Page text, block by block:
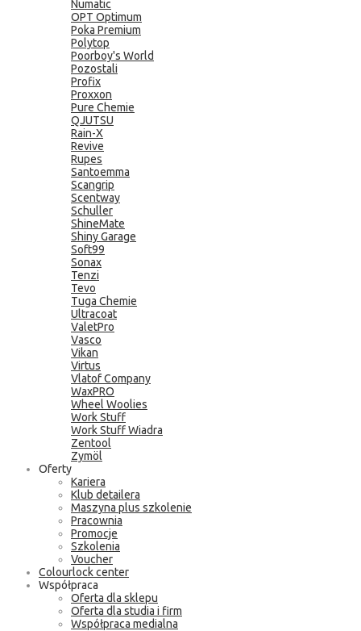
Numatic
OPT Optimum
Poka Premium
Polytop
Poorboy's World
Pozostali
Profix
Proxxon
Pure Chemie
QJUTSU
Rain-X
Revive
Rupes
Santoemma
Scangrip
Scentway
Schuller
ShineMate
Shiny Garage
Soft99
Sonax
Tenzi
Tevo
Tuga Chemie
Ultracoat
ValetPro
Vasco
Vikan
Virtus
Vlatof Company
WaxPRO
Wheel Woolies
Work Stuff
Work Stuff Wiadra
Zentool
Zymöl
Oferty
Kariera
Klub detailera
Maszyna plus szkolenie
Pracownia
Promocje
Szkolenia
Voucher
Colourlock center
Współpraca
Oferta dla sklepu
Oferta dla studia i firm
Współpraca medialna